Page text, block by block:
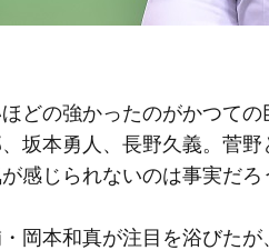
どの強かったのがかつて
坂本勇人、長野久義。菅
感じられないのは事実だろ
岡本和真が注目を浴びた